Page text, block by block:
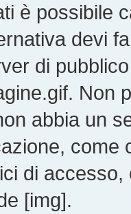
è possibile
devi
di
Non
abbia un
come
di
[img].